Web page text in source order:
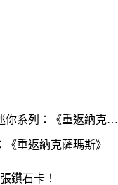
《進擊吧！巫妖王》黃金迷你系列：《重返納克薩瑪斯》
重返納克薩瑪斯》
鑽石卡！